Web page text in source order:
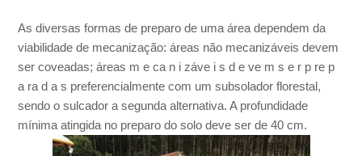
As diversas formas de preparo de uma área dependem da
viabilidade de mecanização: áreas não mecanizáveis devem
ser coveadas; áreas m e ca n i záve i s d e ve m s e r p re p
a ra d a s preferencialmente com um subsolador florestal,
sendo o sulcador a segunda alternativa. A profundidade
mínima atingida no preparo do solo deve ser de 40 cm.